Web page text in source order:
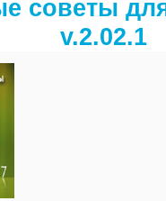
советы
v.2.02.1